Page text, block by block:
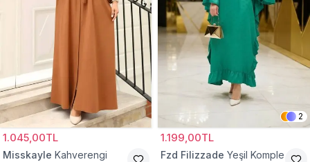
1.045,00TL
Misskayle Kahverengi
2
1.199,00TL
Fzd Filizzade Yeşil Komple